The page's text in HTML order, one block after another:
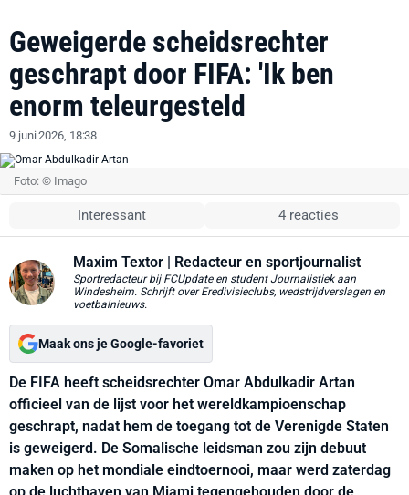
Geweigerde scheidsrechter
geschrapt door FIFA: 'Ik ben
enorm teleurgesteld
9 juni 2026, 18:38
Foto: © Imago
Interessant 4 reacties
Maxim Textor | Redacteur en sportjournalist
Sportredacteur bij FCUpdate en student Journalistiek aan
Windesheim. Schrijft over Eredivisieclubs, wedstrijdverslagen en
voetbalnieuws.
Maak ons je Google-favoriet
De FIFA heeft scheidsrechter Omar Abdulkadir Artan
officieel van de lijst voor het wereldkampioenschap
geschrapt, nadat hem de toegang tot de Verenigde Staten
is geweigerd. De Somalische leidsman zou zijn debuut
maken op het mondiale eindtoernooi, maar werd zaterdag